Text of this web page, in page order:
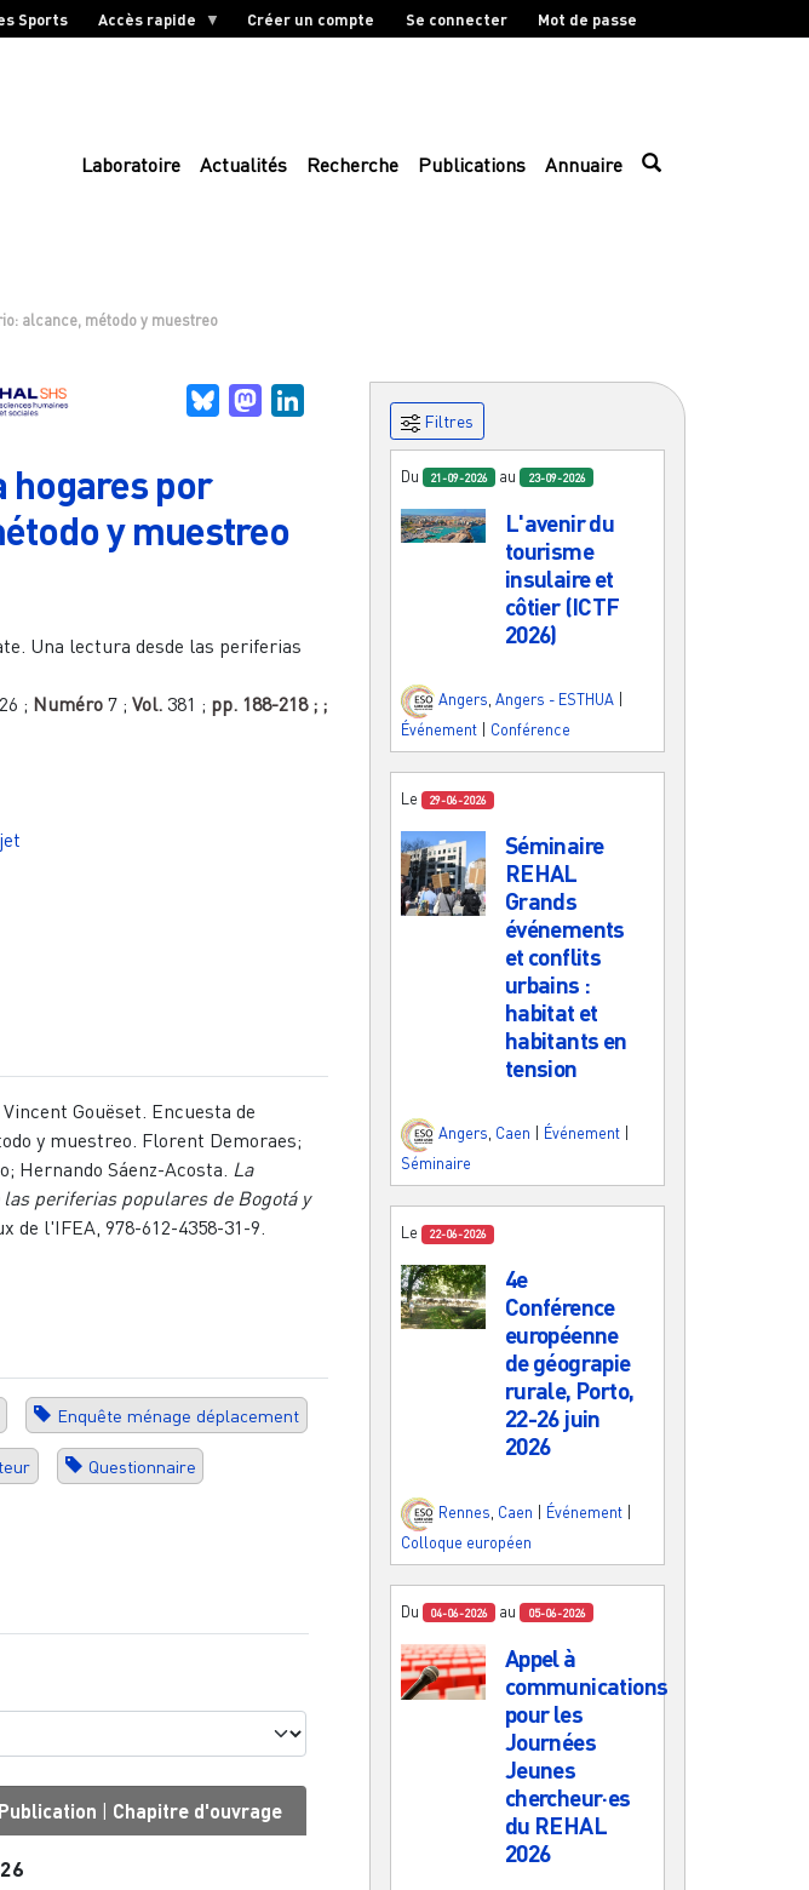
Sports Accès rapide Créer un compte Se connecter Mot de passe
Laboratoire Actualités Recherche Publications Annuaire
alcance, método y muestreo
BlueskyMastodon
hogares por
y muestreo
Una lectura desde las periferias
; Numéro 7 ; Vol. 381 ; pp. 188-218 ; ;
Gouëset. Encuesta de
y muestreo. Florent Demoraes;
Hernando Sáenz-Acosta. La
periferias populares de Bogotá y
de l'IFEA, 978-612-4358-31-9.
Enquête ménage déplacement
Questionnaire
Publication | Chapitre d'ouvrage
Filtres
Du 21-09-2026 au 23-09-2026
L'avenir du
tourisme
insulaire et
côtier (ICTF
2026)
Angers Angers - ESTHUA
Événement
Conférence
Le 29-06-2026
Séminaire
REHAL
Grands
événements
et conflits
urbains :
habitat et
habitants en
tension
Angers, Caen Événement
Séminaire
Le 22-06-2026
4e
Conférence
européenne
de géograpie
rurale, Porto,
22-26 juin
2026
Rennes Caen Événement
Colloque européen
Du 04-06-2026 au 05-06-2026
Appel à
communications
pour les
Journées
Jeunes
chercheur·es
du REHAL
2026